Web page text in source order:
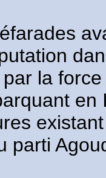
la
en
parti